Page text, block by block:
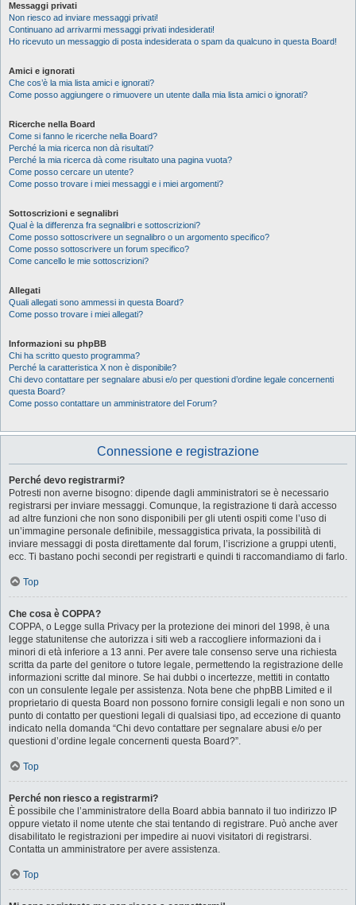
Messaggi privati
Non riesco ad inviare messaggi privati!
Continuano ad arrivarmi messaggi privati indesiderati!
Ho ricevuto un messaggio di posta indesiderata o spam da qualcuno in questa Board!
Amici e ignorati
Che cos’è la mia lista amici e ignorati?
Come posso aggiungere o rimuovere un utente dalla mia lista amici o ignorati?
Ricerche nella Board
Come si fanno le ricerche nella Board?
Perché la mia ricerca non dà risultati?
Perché la mia ricerca dà come risultato una pagina vuota?
Come posso cercare un utente?
Come posso trovare i miei messaggi e i miei argomenti?
Sottoscrizioni e segnalibri
Qual è la differenza fra segnalibri e sottoscrizioni?
Come posso sottoscrivere un segnalibro o un argomento specifico?
Come posso sottoscrivere un forum specifico?
Come cancello le mie sottoscrizioni?
Allegati
Quali allegati sono ammessi in questa Board?
Come posso trovare i miei allegati?
Informazioni su phpBB
Chi ha scritto questo programma?
Perché la caratteristica X non è disponibile?
Chi devo contattare per segnalare abusi e/o per questioni d’ordine legale concernenti
questa Board?
Come posso contattare un amministratore del Forum?
Connessione e registrazione
Perché devo registrarmi?
Potresti non averne bisogno: dipende dagli amministratori se è necessario
registrarsi per inviare messaggi. Comunque, la registrazione ti darà accesso
ad altre funzioni che non sono disponibili per gli utenti ospiti come l’uso di
un’immagine personale definibile, messaggistica privata, la possibilità di
inviare messaggi di posta direttamente dal forum, l’iscrizione a gruppi utenti,
ecc. Ti bastano pochi secondi per registrarti e quindi ti raccomandiamo di farlo.
Top
Che cosa è COPPA?
COPPA, o Legge sulla Privacy per la protezione dei minori del 1998, è una
legge statunitense che autorizza i siti web a raccogliere informazioni da i
minori di età inferiore a 13 anni. Per avere tale consenso serve una richiesta
scritta da parte del genitore o tutore legale, permettendo la registrazione delle
informazioni scritte dal minore. Se hai dubbi o incertezze, mettiti in contatto
con un consulente legale per assistenza. Nota bene che phpBB Limited e il
proprietario di questa Board non possono fornire consigli legali e non sono un
punto di contatto per questioni legali di qualsiasi tipo, ad eccezione di quanto
indicato nella domanda “Chi devo contattare per segnalare abusi e/o per
questioni d’ordine legale concernenti questa Board?”.
Top
Perché non riesco a registrarmi?
È possibile che l’amministratore della Board abbia bannato il tuo indirizzo IP
oppure vietato il nome utente che stai tentando di registrare. Può anche aver
disabilitato le registrazioni per impedire ai nuovi visitatori di registrarsi.
Contatta un amministratore per avere assistenza.
Top